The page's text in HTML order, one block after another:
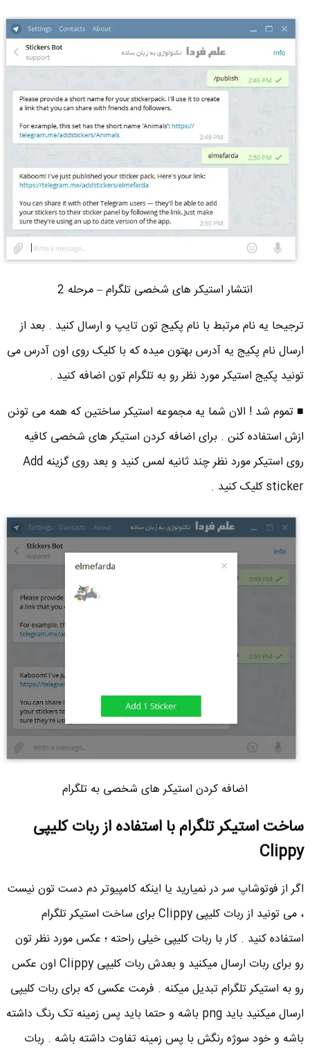
انتشار استیکر های شخصی تلگرام – مرحله 2
ترجیحا یه نام مرتبط با نام پکیج تون تایپ و ارسال کنید . بعد از
ارسال نام پکیج یه آدرس بهتون میده که با کلیک روی اون آدرس می
تونید پکیج استیکر مورد نظر رو به تلگرام تون اضافه کنید .
■ تموم شد ! الان شما یه مجموعه استیکر ساختین که همه می تونن
ازش استفاده کنن . برای اضافه کردن استیکر های شخصی کافیه
روی استیکر مورد نظر چند ثانیه لمس کنید و بعد روی گزینه Add
sticker کلیک کنید .
اضافه کردن استیکر های شخصی به تلگرام
ساخت استیکر تلگرام با استفاده از ربات کلیپی
Clippy
اگر از فوتوشاپ سر در نمیارید یا اینکه کامپیوتر دم دست تون نیست
، می تونید از ربات کلیپی Clippy برای ساخت استیکر تلگرام
استفاده کنید . کار با ربات کلیپی خیلی راحته ؛ عکس مورد نظر تون
رو برای ربات ارسال میکنید و بعدش ربات کلیپی Clippy اون عکس
رو به استیکر تلگرام تبدیل میکنه . فرمت عکسی که برای ربات کلیپی
ارسال میکنید باید png باشه و حتما باید پس زمینه تک رنگ داشته
باشه و خود سوژه رنگش با پس زمینه تفاوت داشته باشه . ربات